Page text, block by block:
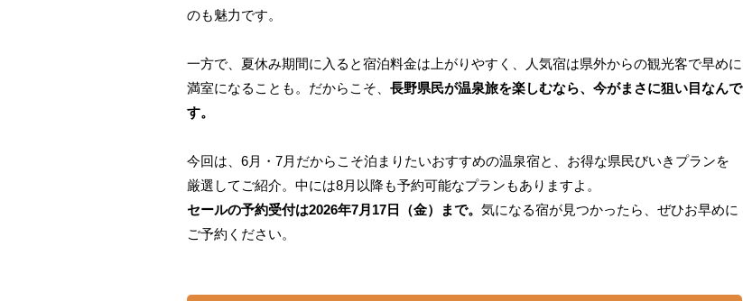
のも魅力です。
一方で、夏休み期間に入ると宿泊料金は上がりやすく、人気宿は県外からの観光客で早めに
満室になることも。だからこそ、 長野県民が温泉旅を楽しむなら、今がまさに狙い目なんで
す。
今回は、6月・7月だからこそ泊まりたいおすすめの温泉宿と、お得な県民びいきプランを
厳選してご紹介。中には8月以降も予約可能なプランもありますよ。
セールの予約受付は2026年7月17日（金）まで。 気になる宿が見つかったら、ぜひお早めに
ご予約ください。